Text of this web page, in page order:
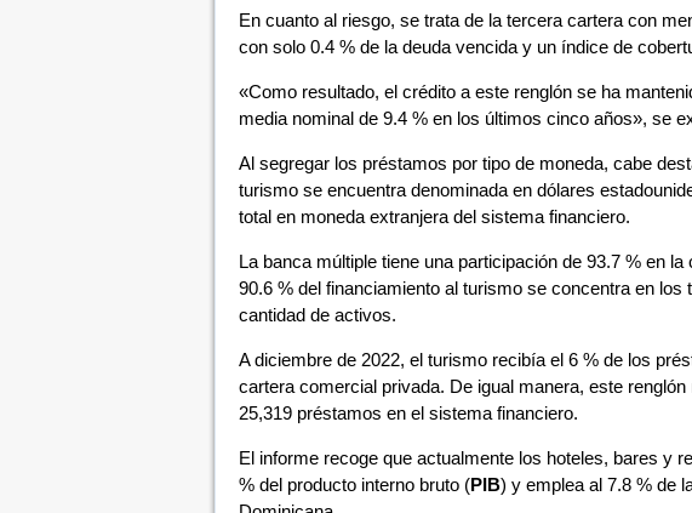
En cuanto al riesgo, se trata de la tercera cartera con
con solo 0.4 % de la deuda vencida y un índice de
«Como resultado, el crédito a este renglón se ha
media nominal de 9.4 % en los últimos cinco años», se
Al segregar los préstamos por tipo de moneda, cabe
turismo se encuentra denominada en dólares
total en moneda extranjera del sistema financiero.
La banca múltiple tiene una participación de 93.7 % en
90.6 % del financiamiento al turismo se concentra en
cantidad de activos.
A diciembre de 2022, el turismo recibía el 6 % de los
cartera comercial privada. De igual manera, este
25,319 préstamos en el sistema financiero.
El informe recoge que actualmente los hoteles, bares y
% del producto interno bruto (PIB) y emplea al 7.8 % de